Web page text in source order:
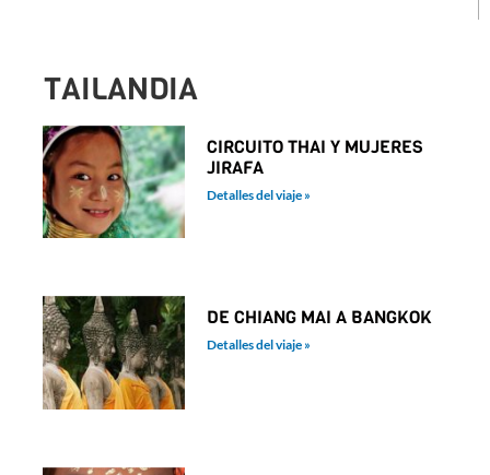
TAILANDIA
CIRCUITO THAI Y MUJERES
JIRAFA
Detalles del viaje »
DE CHIANG MAI A BANGKOK
Detalles del viaje »